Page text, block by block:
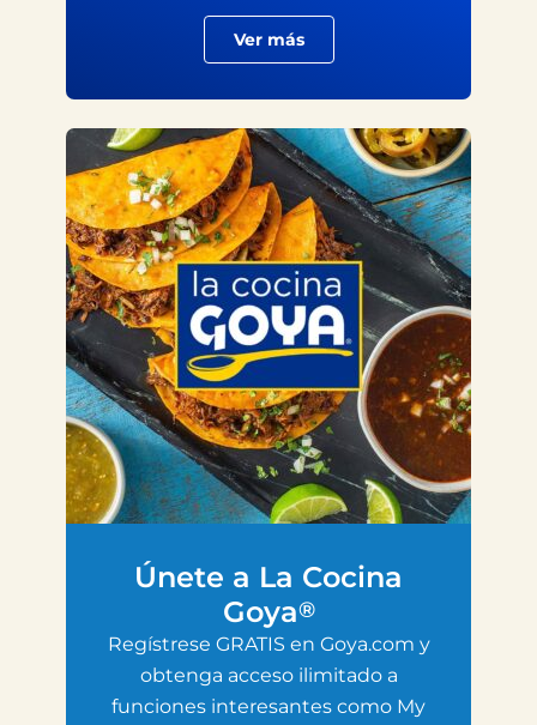
Ver más
Únete a La Cocina
Goya®
Regístrese GRATIS en Goya.com y
obtenga acceso ilimitado a
funciones interesantes como My